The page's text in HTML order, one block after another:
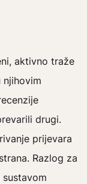
aktivno traže
njihovim
drugi.
prijevara
Razlog za